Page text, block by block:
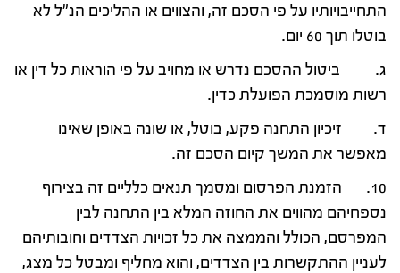
התחייבויותיו על פי הסכם זה, והצווים או ההליכים הנ"ל לא
בוטלו תוך 60 יום.
ג. ביטול ההסכם נדרש או מחויב על פי הוראות כל דין או
רשות מוסמכת הפועלת כדין.
ד. זיכיון התחנה פקע, בוטל, או שונה באופן שאינו
מאפשר את המשך קיום הסכם זה.
10. הזמנת הפרסום ומסמך תנאים כלליים זה בצירוף
נספחיהם מהווים את החוזה המלא בין התחנה לבין
המפרסם, הכולל והממצה את כל זכויות הצדדים וחובותיהם
לעניין ההתקשרות בין הצדדים, והוא מחליף ומבטל כל מצג,